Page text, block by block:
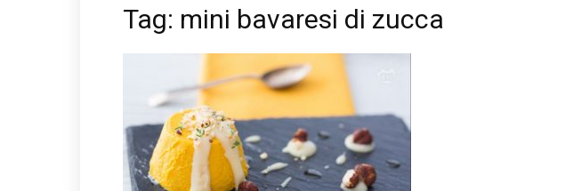
Tag: mini bavaresi di zucca